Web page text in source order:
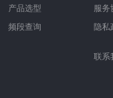
产品选型
频段查询
服务
隐私
联系